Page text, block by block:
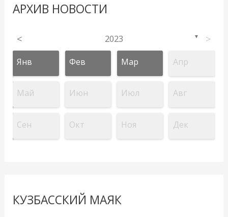
АРХИВ НОВОСТИ
< 2023 ▼ >
Янв Фев Мар Апр
Май Июн Июл Авг
Сен Окт Ноя Дек
КУЗБАССКИЙ МАЯК